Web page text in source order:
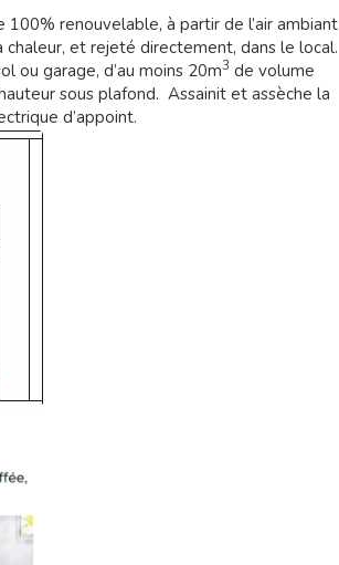
renouvelable, à partir de l’air ambiant
chaleur, et rejeté directement, dans le local.
ou garage, d’au moins 20m3 de volume
sous plafond. Assainit et assèche la
d’appoint.